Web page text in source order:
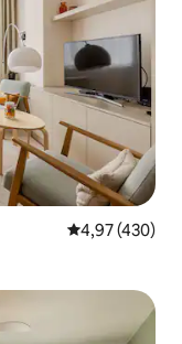
Vidutinis
4,97 (430)